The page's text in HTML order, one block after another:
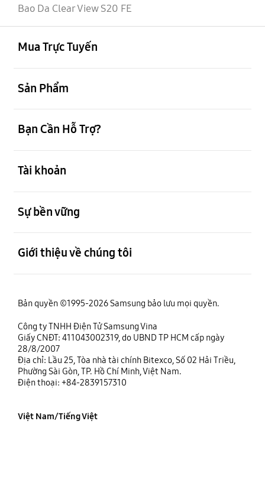
Bao Da Clear View S20 FE
Mua Trực Tuyến
Sản Phẩm
Bạn Cần Hỗ Trợ?
Tài khoản
Sự bền vững
Giới thiệu về chúng tôi
Bản quyền ©1995-2026 Samsung bảo lưu mọi quyền.
Công ty TNHH Điện Tử Samsung Vina
Giấy CNĐT: 411043002319, do UBND TP HCM cấp ngày
28/8/2007
Địa chỉ: Lầu 25, Tòa nhà tài chính Bitexco, Số 02 Hải Triều,
Phường Sài Gòn, TP. Hồ Chí Minh, Việt Nam.
Điện thoại: +84-2839157310
Việt Nam/Tiếng Việt